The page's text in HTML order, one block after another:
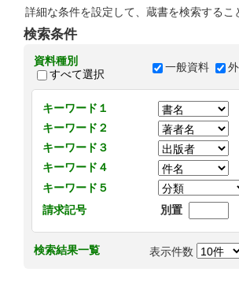
詳細な条件を設定して、蔵書を検索するこ
検索条件
資料種別
すべて選択
一般資料
キーワード１
キーワード２
キーワード３
キーワード４
キーワード５
請求記号
別置
検索結果一覧 表示件数